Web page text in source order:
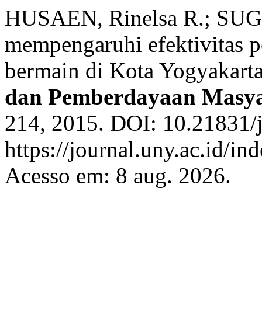
HUSAEN, Rinelsa R.;
mempengaruhi efektivitas
bermain di Kota
dan Pemberdayaan
214, 2015. DOI:
https://journal.uny.ac.id/
Acesso em: 8 aug. 2026.